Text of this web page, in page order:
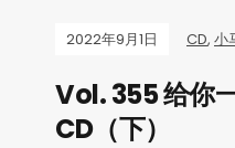
2022年9月1日 CD, 小
Vol. 355 给你
CD（下）